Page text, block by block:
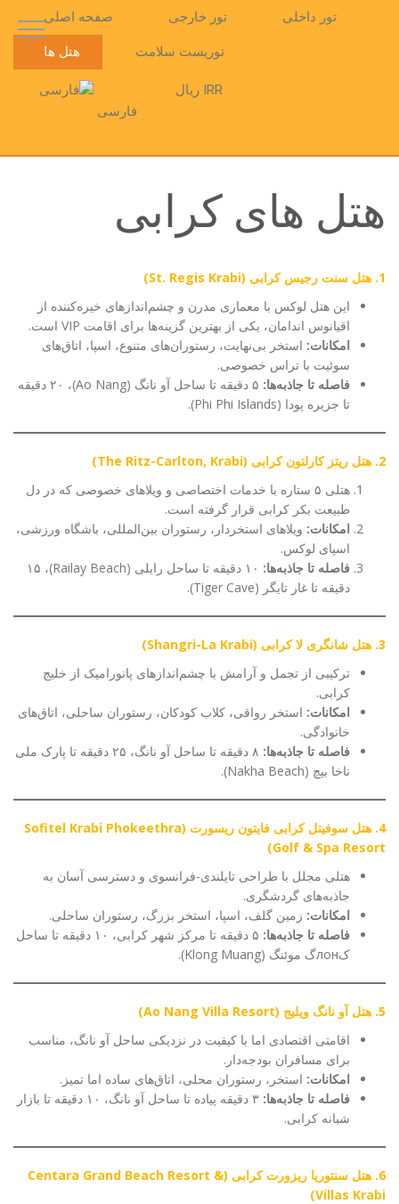
صفحه اصلی تور خارجی تور داخلی
هتل ها توریست سلامت
فارسی
IRR ریال
هتل های کرابی
1. هتل سنت رجیس کرابی (St. Regis Krabi)
این هتل لوکس با معماری مدرن و چشم‌اندازهای خیره‌کننده از
اقیانوس اندامان، یکی از بهترین گزینه‌ها برای اقامت VIP است.
امکانات: استخر بی‌نهایت، رستوران‌های متنوع، اسپا، اتاق‌های
سوئیت با تراس خصوصی.
فاصله تا جاذبه‌ها:
۵ دقیقه تا ساحل آو نانگ (Ao Nang)، ۲۰ دقیقه
تا جزیره پودا (Phi Phi Islands).
2. هتل ریتز کارلتون کرابی (The Ritz-Carlton, Krabi)
هتلی ۵ ستاره با خدمات اختصاصی و ویلاهای خصوصی که در دل
طبیعت بکر کرابی قرار گرفته است.
امکانات: ویلاهای استخردار، رستوران بین‌المللی، باشگاه ورزشی،
اسپای لوکس.
فاصله تا جاذبه‌ها:
۱۰ دقیقه تا ساحل رایلی (Railay Beach)، ۱۵
دقیقه تا غار تایگر (Tiger Cave).
3. هتل شانگری لا کرابی (Shangri-La Krabi)
ترکیبی از تجمل و آرامش با چشم‌اندازهای پانورامیک از خلیج
کرابی.
امکانات: استخر رواقی، کلاب کودکان، رستوران ساحلی، اتاق‌های
خانوادگی.
فاصله تا جاذبه‌ها:
۸ دقیقه تا ساحل آو نانگ، ۲۵ دقیقه تا پارک ملی
ناخا بیچ (Nakha Beach).
4. هتل سوفیتل کرابی فایتون ریسورت (Sofitel Krabi Phokeethra
Golf & Spa Resort)
هتلی مجلل با طراحی تایلندی-فرانسوی و دسترسی آسان به
جاذبه‌های گردشگری.
امکانات: زمین گلف، اسپا، استخر بزرگ، رستوران ساحلی.
فاصله تا جاذبه‌ها:
۵ دقیقه تا مرکز شهر کرابی، ۱۰ دقیقه تا ساحل
کлонگ موئنگ (Klong Muang).
5. هتل آو نانگ ویلیج (Ao Nang Villa Resort)
اقامتی اقتصادی اما با کیفیت در نزدیکی ساحل آو نانگ، مناسب
برای مسافران بودجه‌دار.
امکانات: استخر، رستوران محلی، اتاق‌های ساده اما تمیز.
فاصله تا جاذبه‌ها:
۳ دقیقه پیاده تا ساحل آو نانگ، ۱۰ دقیقه تا بازار
شبانه کرابی.
6. هتل سنتوریا ریزورت کرابی (Centara Grand Beach Resort &
Villas Krabi)